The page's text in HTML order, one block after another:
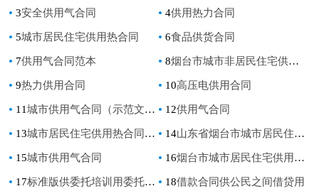
3安全供用气合同 4供用热力合同
5城市居民住宅供用热合同 6食品供货合同
7供用气合同范本 8烟台市城市非居民住宅供用热合同
9热力供用合同 10高压电供用合同
11城市供用气合同（示范文本） 12供用气合同
13城市居民住宅供用热合同范本 14山东省烟台市城市居民住宅供用热合同
15城市供用气合同 16烟台市城市居民住宅供用合同
17标准版供委托培训用委托合同 18借款合同供公民之间借贷用